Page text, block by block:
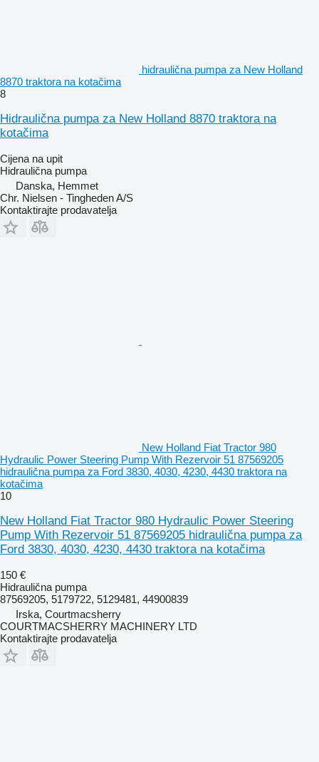
hidraulična pumpa za New Holland
8870 traktora na kotačima
8
Hidraulična pumpa za New Holland 8870 traktora na
kotačima
Cijena na upit
Hidraulična pumpa
Danska, Hemmet
Chr. Nielsen - Tingheden A/S
Kontaktirajte prodavatelja
New Holland Fiat Tractor 980
Hydraulic Power Steering Pump With Rezervoir 51 87569205
hidraulična pumpa za Ford 3830, 4030, 4230, 4430 traktora na
kotačima
10
New Holland Fiat Tractor 980 Hydraulic Power Steering
Pump With Rezervoir 51 87569205 hidraulična pumpa za
Ford 3830, 4030, 4230, 4430 traktora na kotačima
150 €
Hidraulična pumpa
87569205, 5179722, 5129481, 44900839
Irska, Courtmacsherry
COURTMACSHERRY MACHINERY LTD
Kontaktirajte prodavatelja